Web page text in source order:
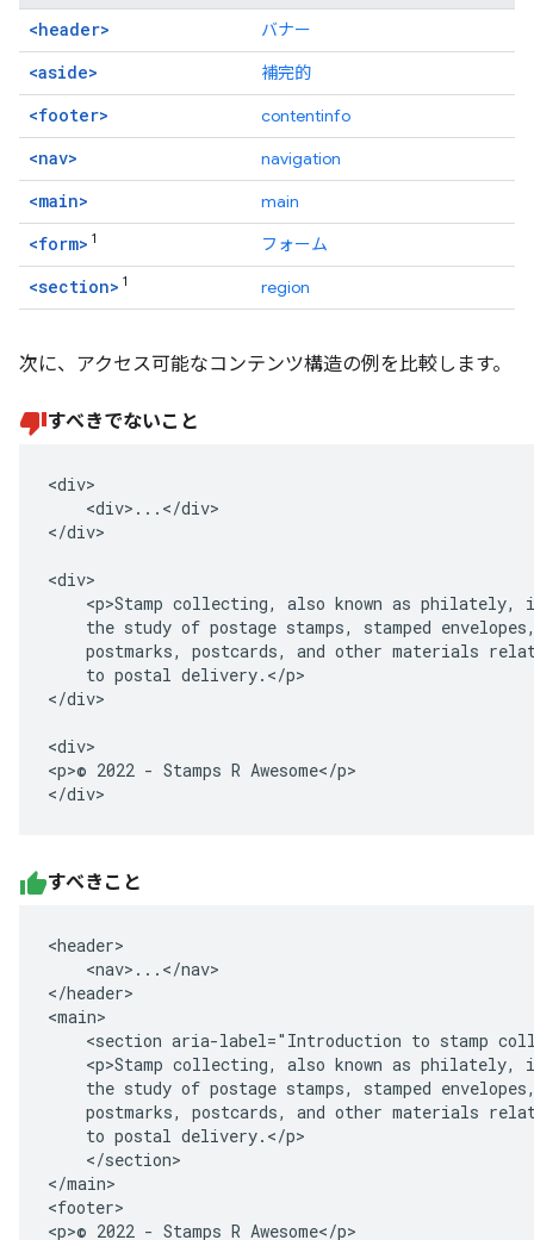
<header> バナー
<aside> 補完的
<footer> contentinfo
<nav> navigation
<main> main
<form> 1 フォーム
<section> 1 region
次に、アクセス可能なコンテンツ構造の例を比較します。
すべきでないこと
<div>
    <div>...</div>
</div>
<div>
<p>Stamp collecting, also known as philately,
the study of postage stamps, stamped
postmarks, postcards, and other materials
    to postal delivery.</p>
</div>
<div>
<p>© 2022 - Stamps R Awesome</p>
</div>
すべきこと
<header>
    <nav>...</nav>
</header>
<main>
<section aria-label="Introduction to stamp
<p>Stamp collecting, also known as philately,
the study of postage stamps, stamped
postmarks, postcards, and other materials
    to postal delivery.</p>
    </section>
</main>
<footer>
<p>© 2022 - Stamps R Awesome</p>